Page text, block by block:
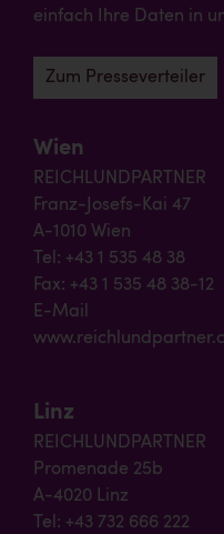
einfach Ihre Daten in
Zum Presseverteiler
Wien
REICHLUNDPARTNER
Franz-Josefs-Kai 47
A-1010 Wien
Tel: +43 1 535 48 38
Fax: +43 1 535 48 38-12
E-Mail
Linz
REICHLUNDPARTNER
Promenade 25b
A-4020 Linz
Tel: +43 732 666 222